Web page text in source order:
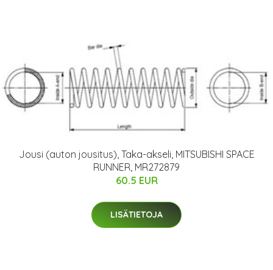
Jousi (auton jousitus), Taka-akseli, MITSUBISHI SPACE
RUNNER, MR272879
60.5 EUR
LISÄTIETOJA